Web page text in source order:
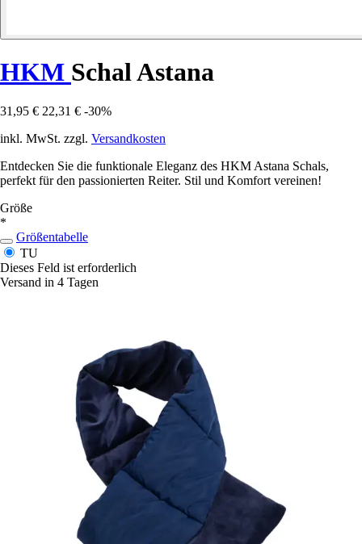
HKM Schal Astana
31,95 € 22,31 € -30%
inkl. MwSt. zzgl. Versandkosten
Entdecken Sie die funktionale Eleganz des HKM Astana Schals,
perfekt für den passionierten Reiter. Stil und Komfort vereinen!
Größe
*
Größentabelle
TU
Dieses Feld ist erforderlich
Versand in 4 Tagen